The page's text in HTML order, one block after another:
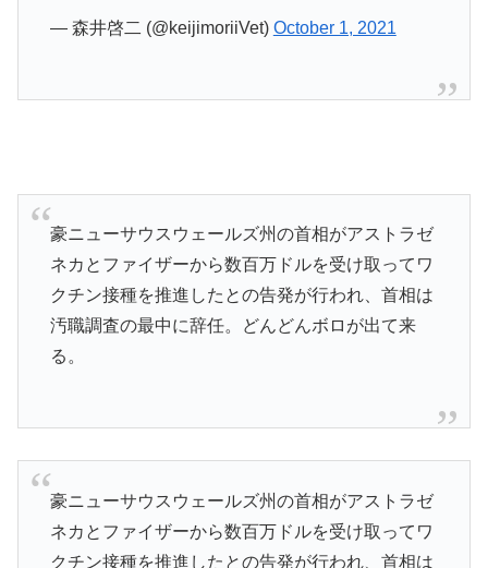
— 森井啓二 (@keijimoriiVet) October 1, 2021
豪ニューサウスウェールズ州の首相がアストラゼ
ネカとファイザーから数百万ドルを受け取ってワ
クチン接種を推進したとの告発が行われ、首相は
汚職調査の最中に辞任。どんどんボロが出て来
る。
豪ニューサウスウェールズ州の首相がアストラゼ
ネカとファイザーから数百万ドルを受け取ってワ
クチン接種を推進したとの告発が行われ、首相は